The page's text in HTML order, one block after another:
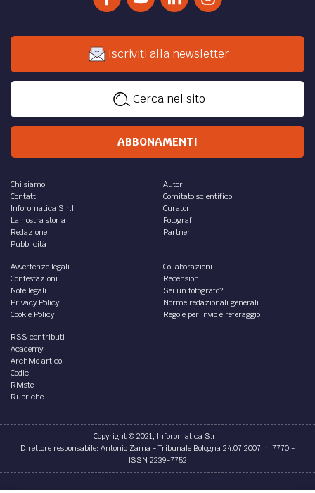
Iscriviti alla newsletter
Cerca nel sito
ABBONAMENTI
Chi siamo
Contatti
Inforomatica S.r.l.
La nostra storia
Redazione
Pubblicità
Autori
Comitato scientifico
Curatori
Fotografi
Partner
Avvertenze legali
Contestazioni
Note legali
Privacy Policy
Cookie Policy
Collaborazioni
Recensioni
Sei un fotografo?
Norme redazionali generali
Regole per invio e referaggio
RSS contributi
Academy
Archivio articoli
Codici
Riviste
Rubriche
Copyright © 2021, Inforomatica S.r.l.
Direttore responsabile: Antonio Zama - Tribunale Bologna 24.07.2007, n.7770 -
ISSN 2239-7752